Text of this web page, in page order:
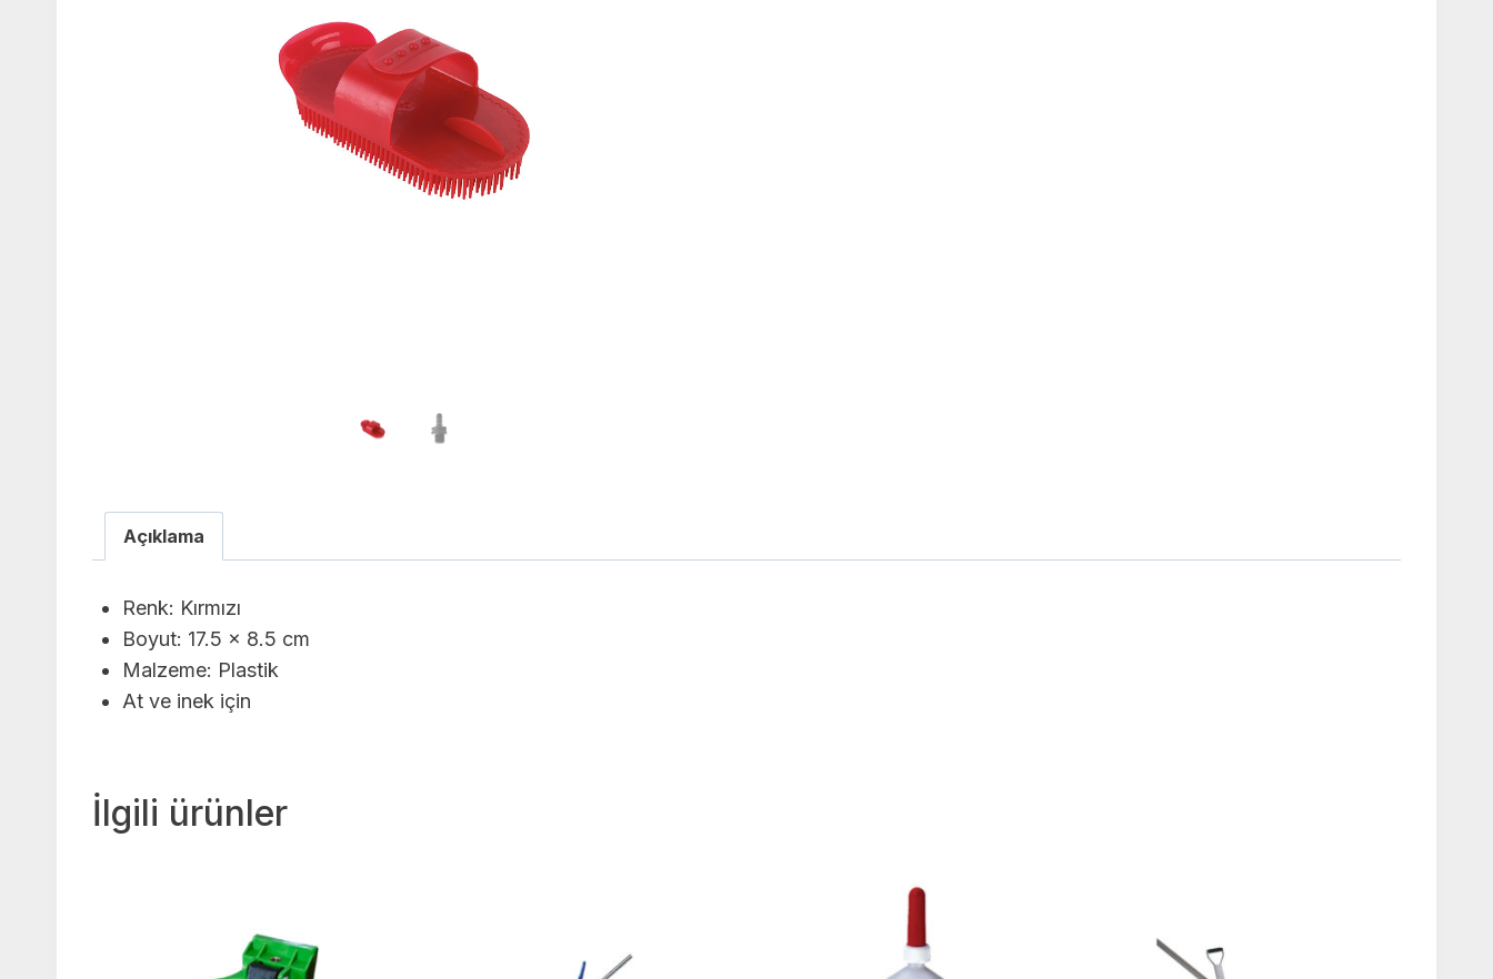
Açıklama
Renk: Kırmızı
Boyut: 17.5 x 8.5 cm
Malzeme: Plastik
At ve inek için
İlgili ürünler